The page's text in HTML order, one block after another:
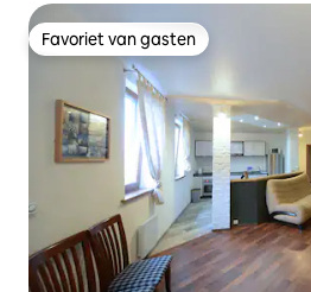
Favoriet van gasten
Favoriet van gasten